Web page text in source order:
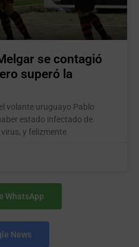
se contagió
superó la
volante uruguayo Pablo
estado infectado de
y felizmente
WhatsApp
News